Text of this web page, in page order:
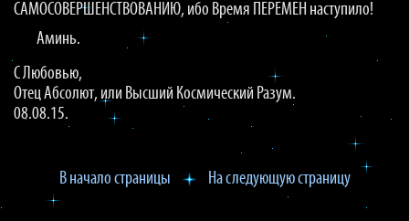
САМОСОВЕРШЕНСТВОВАНИЮ, ибо Время ПЕРЕМЕН наступило!
Аминь.
С Любовью,
Отец Абсолют, или Высший Космический Разум.
08.08.15.
В начало страницы На следующую страницу